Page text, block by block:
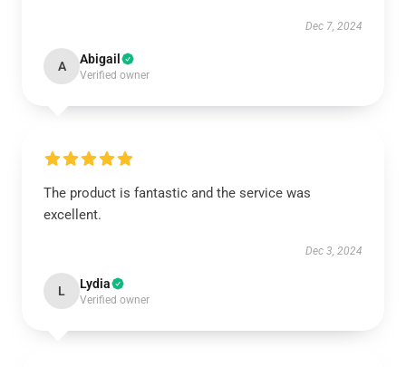
Dec 7, 2024
A Abigail
Verified owner
The product is fantastic and the service was
excellent.
Dec 3, 2024
L Lydia
Verified owner